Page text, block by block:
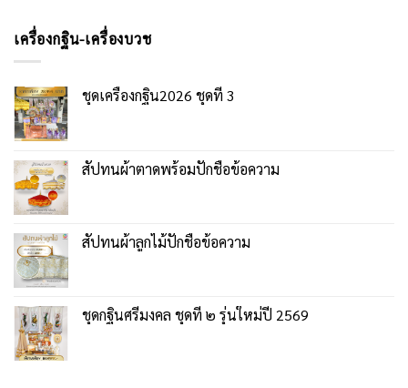
เครื่องกฐิน-เครื่องบวช
ชุดเครื่องกฐิน2026 ชุดที่ 3
สัปทนผ้าตาดพร้อมปักชื่อข้อความ
สัปทนผ้าลูกไม้ปักชื่อข้อความ
ชุดกฐินศรีมงคล ชุดที่ ๒ รุ่นใหม่ปี 2569